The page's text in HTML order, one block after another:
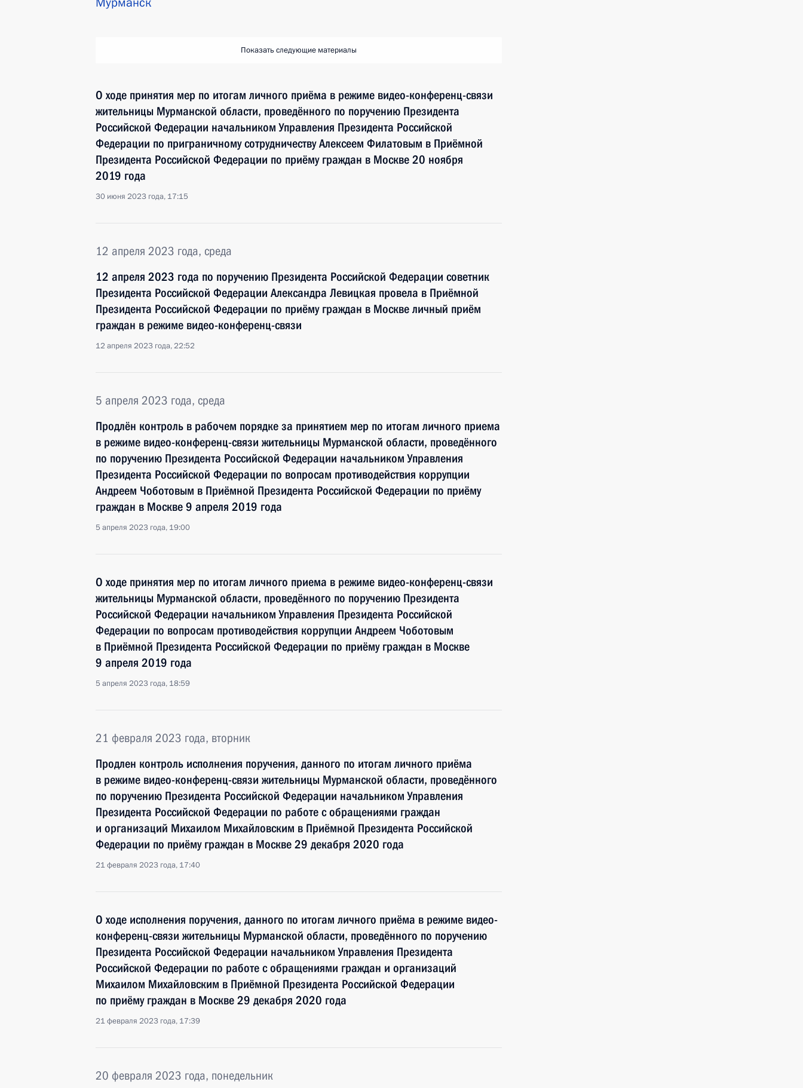
Показать следующие материалы
О ходе принятия мер по итогам личного приёма в режиме видео-конференц-связи
жительницы Мурманской области, проведённого по поручению Президента
Российской Федерации начальником Управления Президента Российской
Федерации по приграничному сотрудничеству Алексеем Филатовым в Приёмной
Президента Российской Федерации по приёму граждан в Москве 20 ноября
2019 года
30 июня 2023 года, 17:15
12 апреля 2023 года, среда
12 апреля 2023 года по поручению Президента Российской Федерации советник
Президента Российской Федерации Александра Левицкая провела в Приёмной
Президента Российской Федерации по приёму граждан в Москве личный приём
граждан в режиме видео-конференц-связи
12 апреля 2023 года, 22:52
5 апреля 2023 года, среда
Продлён контроль в рабочем порядке за принятием мер по итогам личного приема
в режиме видео-конференц-связи жительницы Мурманской области, проведённого
по поручению Президента Российской Федерации начальником Управления
Президента Российской Федерации по вопросам противодействия коррупции
Андреем Чоботовым в Приёмной Президента Российской Федерации по приёму
граждан в Москве 9 апреля 2019 года
5 апреля 2023 года, 19:00
О ходе принятия мер по итогам личного приема в режиме видео-конференц-связи
жительницы Мурманской области, проведённого по поручению Президента
Российской Федерации начальником Управления Президента Российской
Федерации по вопросам противодействия коррупции Андреем Чоботовым
в Приёмной Президента Российской Федерации по приёму граждан в Москве
9 апреля 2019 года
5 апреля 2023 года, 18:59
21 февраля 2023 года, вторник
Продлен контроль исполнения поручения, данного по итогам личного приёма
в режиме видео-конференц-связи жительницы Мурманской области, проведённого
по поручению Президента Российской Федерации начальником Управления
Президента Российской Федерации по работе с обращениями граждан
и организаций Михаилом Михайловским в Приёмной Президента Российской
Федерации по приёму граждан в Москве 29 декабря 2020 года
21 февраля 2023 года, 17:40
О ходе исполнения поручения, данного по итогам личного приёма в режиме видео-
конференц-связи жительницы Мурманской области, проведённого по поручению
Президента Российской Федерации начальником Управления Президента
Российской Федерации по работе с обращениями граждан и организаций
Михаилом Михайловским в Приёмной Президента Российской Федерации
по приёму граждан в Москве 29 декабря 2020 года
21 февраля 2023 года, 17:39
20 февраля 2023 года, понедельник